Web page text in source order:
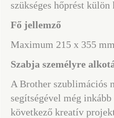
szükséges hőprést
Fő jellemző
Maximum 215 x 355
Szabja személyre
A Brother szublimációs
segítségével még
következő kreatív